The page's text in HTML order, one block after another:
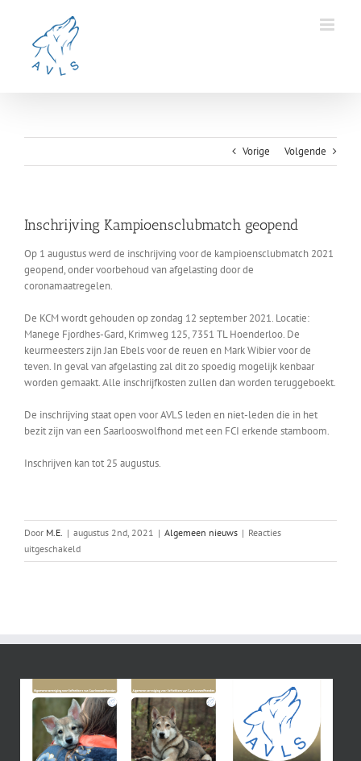
Vorige Volgende
Inschrijving Kampioensclubmatch geopend
Op 1 augustus werd de inschrijving voor de kampioensclubmatch 2021
geopend, onder voorbehoud van afgelasting door de
coronamaatregelen.
De KCM wordt gehouden op zondag 12 september 2021. Locatie:
Manege Fjordhes-Gard, Krimweg 125, 7351 TL Hoenderloo. De
keurmeesters zijn Jan Ebels voor de reuen en Mark Wibier voor de
teven. In geval van afgelasting zal dit zo spoedig mogelijk kenbaar
worden gemaakt. Alle inschrijfkosten zullen dan worden teruggeboekt.
De inschrijving staat open voor AVLS leden en niet-leden die in het
bezit zijn van een Saarlooswolfhond met een FCI erkende stamboom.
Inschrijven kan tot 25 augustus.
Door M.E. | augustus 2nd, 2021 | Algemeen nieuws | Reacties
uitgeschakeldvoor
Inschrijving